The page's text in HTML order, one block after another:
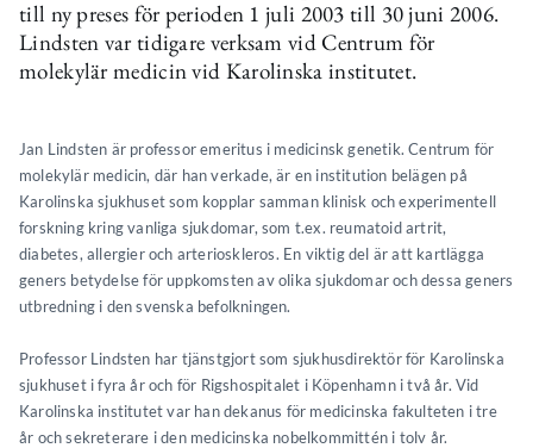
till ny preses för perioden 1 juli 2003 till 30 juni 2006.
Lindsten var tidigare verksam vid Centrum för
molekylär medicin vid Karolinska institutet.
Jan Lindsten är professor emeritus i medicinsk genetik. Centrum för
molekylär medicin, där han verkade, är en institution belägen på
Karolinska sjukhuset som kopplar samman klinisk och experimentell
forskning kring vanliga sjukdomar, som t.ex. reumatoid artrit,
diabetes, allergier och arterioskleros. En viktig del är att kartlägga
geners betydelse för uppkomsten av olika sjukdomar och dessa geners
utbredning i den svenska befolkningen.
Professor Lindsten har tjänstgjort som sjukhusdirektör för Karolinska
sjukhuset i fyra år och för Rigshospitalet i Köpenhamn i två år. Vid
Karolinska institutet var han dekanus för medicinska fakulteten i tre
år och sekreterare i den medicinska nobelkommittén i tolv år.